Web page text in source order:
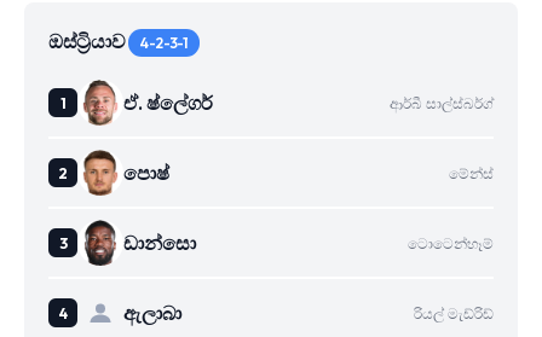
ඔස්ට්‍රියාව 4-2-3-1
ඒ. ෂ්ලේගර් ආර්බී සාල්ස්බර්ග්
පොෂ් මේන්ස්
ඩාන්සො ටොටෙන්හෑම්
ඇලාබා රියල් මැඩ්රිඩ්